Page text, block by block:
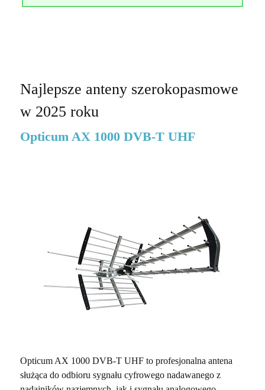
Najlepsze anteny szerokopasmowe
w 2025 roku
Opticum AX 1000 DVB-T UHF
Opticum AX 1000 DVB-T UHF to profesjonalna antena
służąca do odbioru sygnału cyfrowego nadawanego z